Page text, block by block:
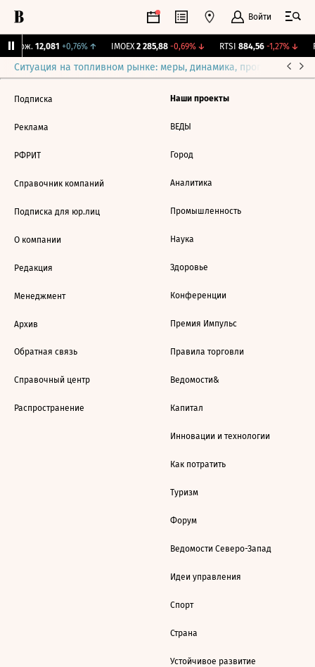
Войти
Бирж. 12,081 +0,76%↑ IMOEX 2 285,88 -0,69%↓ RTSI 884,56 -1,27%↓
Ситуация на топливном рынке: меры, динамика, прогнозы
Подписка
Реклама
РФРИТ
Справочник компаний
Подписка для юр.лиц
О компании
Редакция
Менеджмент
Архив
Обратная связь
Справочный центр
Распространение
Наши проекты
ВЕДЫ
Город
Аналитика
Промышленность
Наука
Здоровье
Конференции
Премия Импульс
Правила торговли
Ведомости&
Капитал
Инновации и технологии
Как потратить
Туризм
Форум
Ведомости Северо-Запад
Идеи управления
Спорт
Страна
Устойчивое развитие